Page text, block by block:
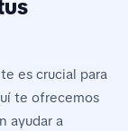
es crucial para
te ofrecemos
ayudar a